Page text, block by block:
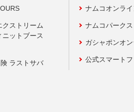
ストリーム
ットブース
ラストサバ
ナムコオンラ
ナムコパーク
ガシャポンオ
公式スマート